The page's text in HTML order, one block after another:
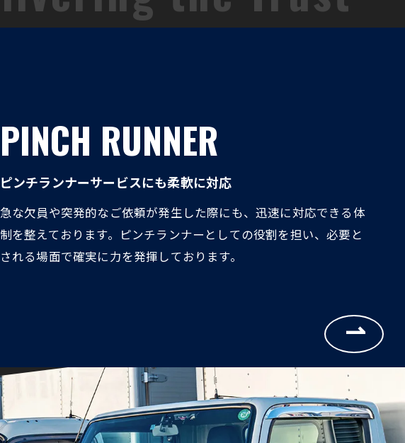
PINCH RUNNER
ピンチランナーサービスにも柔軟に対応
急な欠員や突発的なご依頼が発生した際にも、迅速に対応できる体
制を整えております。ピンチランナーとしての役割を担い、必要と
される場面で確実に力を発揮しております。